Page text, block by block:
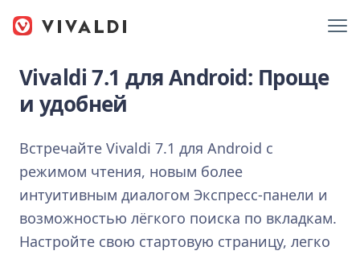
Vivaldi 7.1 для Android: Проще
и удобней
Встречайте Vivaldi 7.1 для Android с
режимом чтения, новым более
интуитивным диалогом Экспресс-панели и
возможностью лёгкого поиска по вкладкам.
Настройте свою стартовую страницу, легко